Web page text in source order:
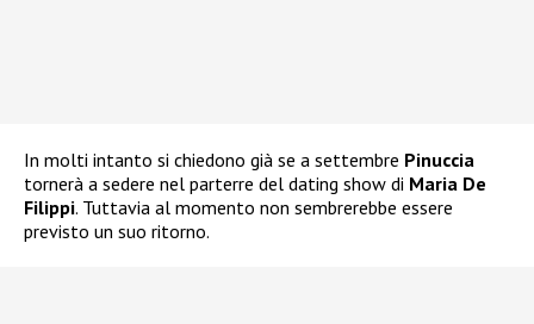
In molti intanto si chiedono già se a settembre Pinuccia
tornerà a sedere nel parterre del dating show di Maria De
Filippi. Tuttavia al momento non sembrerebbe essere
previsto un suo ritorno.